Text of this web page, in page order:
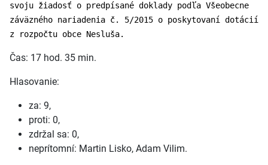
svoju žiadosť o predpísané doklady podľa Všeobecne
záväzného nariadenia č. 5/2015 o poskytovaní dotácií
z rozpočtu obce Nesluša.
Čas: 17 hod. 35 min.
Hlasovanie:
za: 9,
proti: 0,
zdržal sa: 0,
neprítomní: Martin Lisko, Adam Vilim.